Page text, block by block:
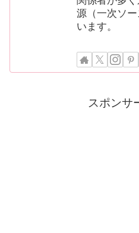
源（一次ソ
います。
スポンサ